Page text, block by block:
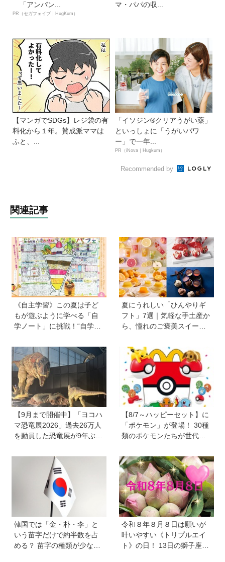
「アンパン...
PR（セガフェイブ｜HugKum）
マ・パパの収...
【マンガでSDGs】レジ袋の有
料化から１年。賛成派ママは
ふと、...
「イソジン®クリアうがい薬」
といっしょに「うがいパワ
ー」で一年...
PR（iNova｜Hugkum）
Recommended by
関連記事
《自主学習》この夏は子ど
もが遊ぶように学べる「自
学ノート」に挑戦！“自学指
諭の森川正樹先生に訊く、
テーマの見つけ方やサポー
ト法。自由研究にも
夏にうれしい「ひんやりギ
フト」7選｜気軽な手土産か
ら、憧れのご褒美スイーツ
【9月まで開催中】「ヨコハ
マ恐竜展2026」過去26万人
を動員した恐竜展が9年ぶり
で楽しむポイントを完全ガ
【8/7～ハッピーセット】に
「ポケモン」が登場！ 30種
類のポケモンたちが世代を
韓国では「金・朴・李」と
いう苗字だけで約半数を占
める？ 苗字の種類が少ない
令和８年８月８日は願いが
叶いやすい《トリプルエイ
ト》の日！ 13日の獅子座の